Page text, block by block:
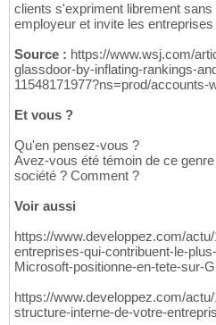
clients s'expriment librement sans
employeur et invite les
Source : https://www.wsj.com/
glassdoor-by-inflating-rankings-
11548171977?ns=prod/
Et vous ?
Qu'en pensez-vous ?
Avez-vous été témoin de ce
société ? Comment ?
Voir aussi
https://www.developpez.com/
entreprises-qui-contribuent-le-
Microsoft-positionne-en-tete-sur-
https://www.developpez.com/
structure-interne-de-votre-